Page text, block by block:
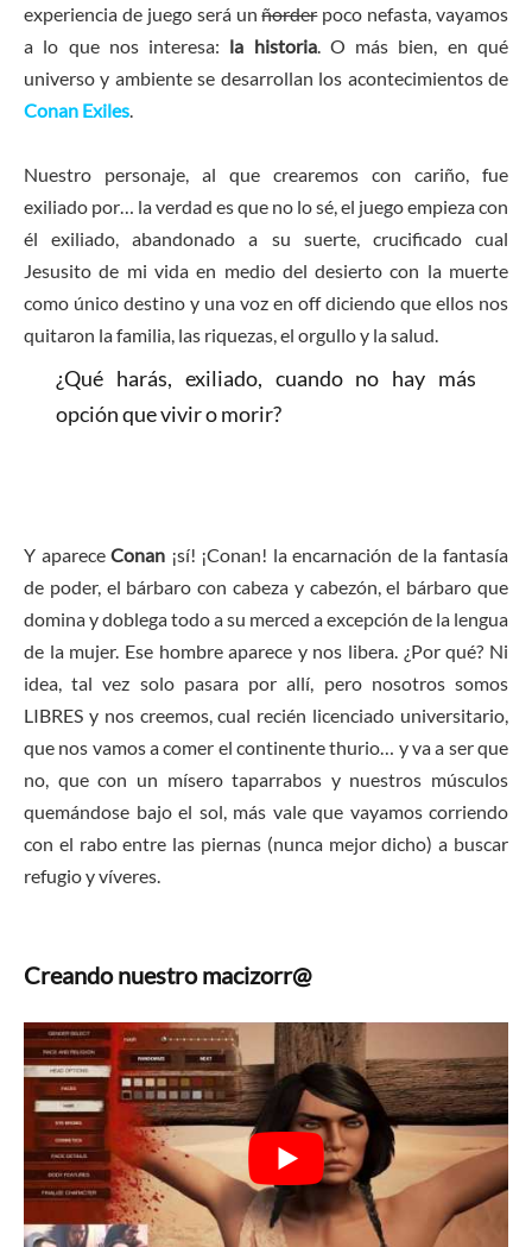
experiencia de juego será unñorderpoco nefasta, vayamos
a lo que nos interesa: la historia. O más bien, en qué
universo y ambiente se desarrollan los acontecimientos de
Conan Exiles
Nuestro personaje, al que crearemos con cariño, fue
exiliado por… la verdad es que no lo sé, el juego empieza con
él exiliado, abandonado a su suerte, crucificado cual
Jesusito de mi vida en medio del desierto con la muerte
como único destino y una voz en off diciendo que ellos nos
quitaron la familia, las riquezas, el orgullo y la salud.
¿Qué harás, exiliado, cuando no hay más
opción que vivir o morir?
Y apareceConan ¡sí! ¡Conan! la encarnación de la fantasía
de poder, el bárbaro con cabeza y cabezón, el bárbaro que
domina y doblega todo a su merced a excepción de la lengua
de la mujer. Ese hombre aparece y nos libera. ¿Por qué? Ni
idea, tal vez solo pasara por allí, pero nosotros somos
LIBRES y nos creemos, cual recién licenciado universitario,
que nos vamos a comer el continente thurio… y va a ser que
no, que con un mísero taparrabos y nuestros músculos
quemándose bajo el sol, más vale que vayamos corriendo
con el rabo entre las piernas (nunca mejor dicho) a buscar
refugio y víveres.
Creando nuestro macizorr@